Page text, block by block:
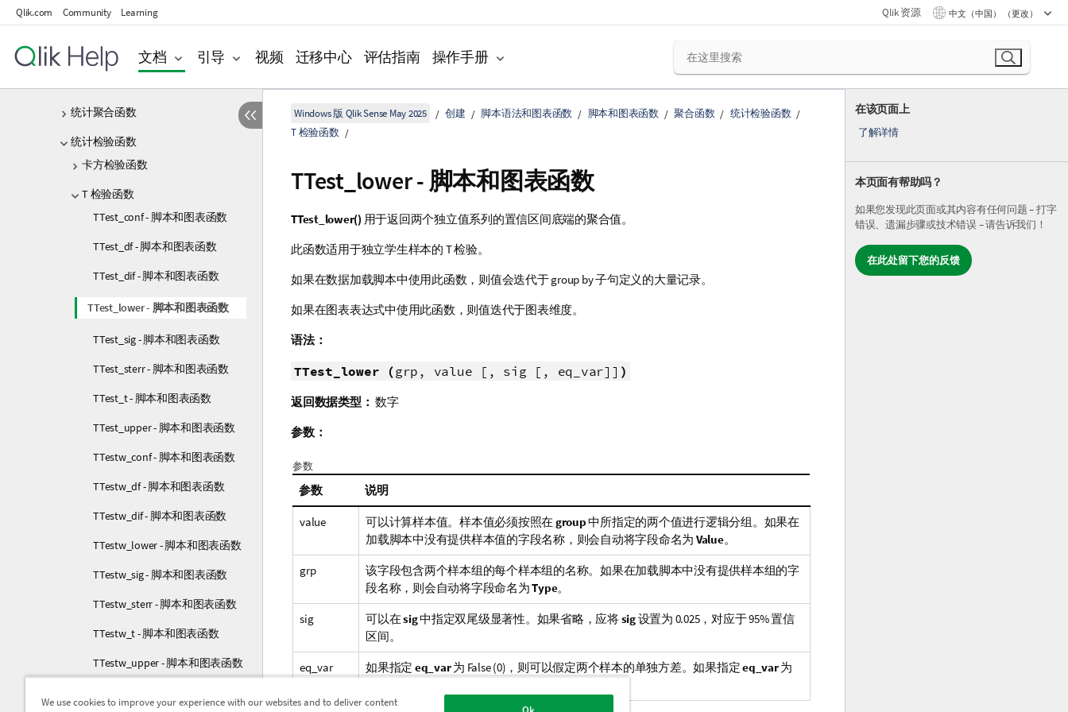
Qlik.com Community Learning Qlik 资源 中文（中国） （更改）
文档 引导 视频 迁移中心 评估指南 操作手册
基本聚合函数
计数器聚合函数
统计聚合函数
统计检验函数
卡方检验函数
T 检验函数
TTest_conf - 脚本和图表函数
TTest_df - 脚本和图表函数
TTest_dif - 脚本和图表函数
TTest_lower - 脚本和图表函数
TTest_sig - 脚本和图表函数
TTest_sterr - 脚本和图表函数
TTest_t - 脚本和图表函数
TTest_upper - 脚本和图表函数
TTestw_conf - 脚本和图表函数
TTestw_df - 脚本和图表函数
TTestw_dif - 脚本和图表函数
TTestw_lower - 脚本和图表函数
TTestw_sig - 脚本和图表函数
TTestw_sterr - 脚本和图表函数
TTestw_t - 脚本和图表函数
TTestw_upper - 脚本和图表函数
在该页面上
了解详情
本页面有帮助吗？
如果您发现此页面或其内容有任何问题 – 打字
错误、遗漏步骤或技术错误 – 请告诉我们！
在此处留下您的反馈
Windows 版 Qlik Sense May 2025 创建 脚本语法和图表函数 脚本和图表函数 聚合函数
统计检验函数
T 检验函数
TTest_lower- 脚本和图表函数
TTest_lower() 用于返回两个独立值系列的置信区间底端的聚合值。
此函数适用于独立学生样本的 T 检验。
如果在数据加载脚本中使用此函数，则值会迭代于 group by 子句定义的大量记录。
如果在图表表达式中使用此函数，则值迭代于图表维度。
语法：
TTest_lower (grp, value [, sig [, eq_var]] )
返回数据类型： 数字
参数：
参数
参数 说明
value 可以计算样本值。样本值必须按照在 group中所指定的两个值进行逻辑分组。如果在
加载脚本中没有提供样本值的字段名称，则会自动将字段命名为 Value。
grp
该字段包含两个样本组的每个样本组的名称。如果在加载脚本中没有提供样本组的字
段名称，则会自动将字段命名为Type。
sig 可以在sig中指定双尾级显著性。如果省略，应将sig设置为 0.025，对应于 95% 置信
区间。
eq_var 如果指定 eq_var为 False(0)，则可以假定两个样本的单独方差。如果指定eq_var为
We use cookies to improve your experience with our websites and to deliver content